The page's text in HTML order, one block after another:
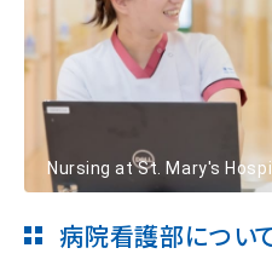
Nursing at St. Mary's
病院看護部につい